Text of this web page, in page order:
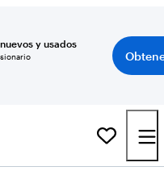
y usados